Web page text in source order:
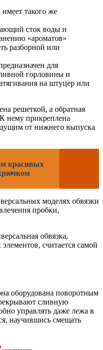
такого же
сток воды и
«ароматов»
разборной или
для
горловины и
на штуцер или
решеткой, а обратная
нему прикреплена
от нижнего выпуска
красивых
моделях обвязки
пробки,
обвязка,
считается самой
оборудована поворотным
сливную
управлять даже лежа в
научившись смещать